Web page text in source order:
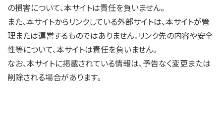
の損害について、本サイトは責任を負いません。
また、本サイトからリンクしている外部サイトは、本サイトが管
理または運営するものではありません。リンク先の内容や安全
性等について、本サイトは責任を負いません。
なお、本サイトに掲載されている情報は、予告なく変更または
削除される場合があります。